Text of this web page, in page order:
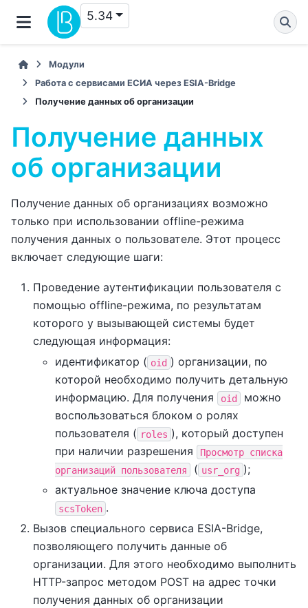
5.34
Модули
Работа с сервисами ЕСИА через ESIA-Bridge
Получение данных об организации
Получение данных
об организации
Получение данных об организациях возможно
только при использовании offline-режима
получения данных о пользователе. Этот процесс
включает следующие шаги:
Проведение аутентификации пользователя с
помощью offline-режима, по результатам
которого у вызывающей системы будет
следующая информация:
идентификатор ( oid ) организации, по
которой необходимо получить детальную
информацию. Для получения
oid
можно
воспользоваться блоком о ролях
пользователя ( roles ), который доступен
при наличии разрешения
Просмотр списка
организаций пользователя ( usr_org );
актуальное значение ключа доступа
scsToken .
Вызов специального сервиса ESIA-Bridge,
позволяющего получить данные об
организации. Для этого необходимо выполнить
HTTP-запрос методом POST на адрес точки
получения данных об организации